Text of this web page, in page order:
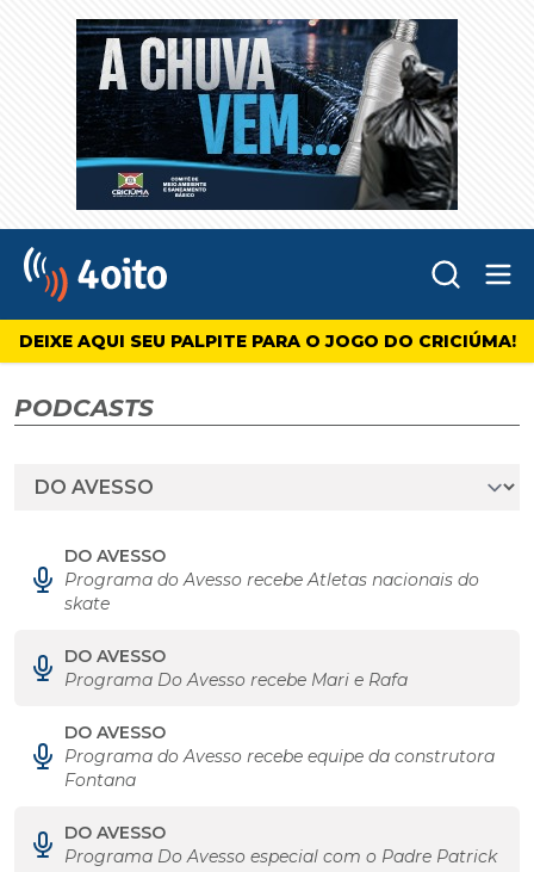
4oito
DEIXE AQUI SEU PALPITE PARA O JOGO DO CRICIÚMA!
PODCASTS
DO AVESSO
Programa do Avesso recebe Atletas nacionais do
skate
DO AVESSO
Programa Do Avesso recebe Mari e Rafa
DO AVESSO
Programa do Avesso recebe equipe da construtora
Fontana
DO AVESSO
Programa Do Avesso especial com o Padre Patrick